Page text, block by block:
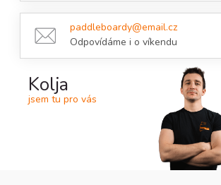
Kolja
jsem tu pro vás
paddleboardy@email.cz
Odpovídáme i o víkendu